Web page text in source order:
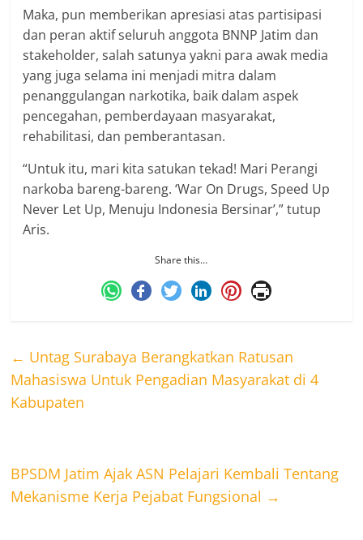
Maka, pun memberikan apresiasi atas partisipasi
dan peran aktif seluruh anggota BNNP Jatim dan
stakeholder, salah satunya yakni para awak media
yang juga selama ini menjadi mitra dalam
penanggulangan narkotika, baik dalam aspek
pencegahan, pemberdayaan masyarakat,
rehabilitasi, dan pemberantasan.
“Untuk itu, mari kita satukan tekad! Mari Perangi
narkoba bareng-bareng. ‘War On Drugs, Speed Up
Never Let Up, Menuju Indonesia Bersinar’,” tutup
Aris.
Share this…
← Untag Surabaya Berangkatkan Ratusan
Mahasiswa Untuk Pengadian Masyarakat di 4
Kabupaten
BPSDM Jatim Ajak ASN Pelajari Kembali Tentang
Mekanisme Kerja Pejabat Fungsional →